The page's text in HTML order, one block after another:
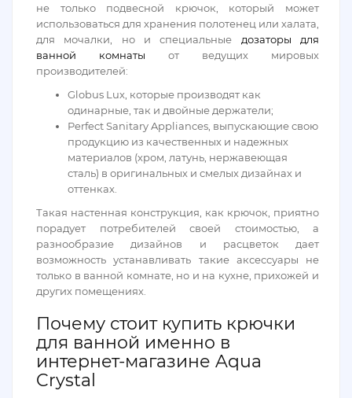
не только подвесной крючок, который может
использоваться для хранения полотенец или халата,
для мочалки, но и специальные дозаторы для
ванной комнаты от ведущих мировых
производителей:
Globus Lux, которые производят как
одинарные, так и двойные держатели;
Perfect Sanitary Appliances, выпускающие свою
продукцию из качественных и надежных
материалов (хром, латунь, нержавеющая
сталь) в оригинальных и смелых дизайнах и
оттенках.
Такая настенная конструкция, как крючок, приятно
порадует потребителей своей стоимостью, а
разнообразие дизайнов и расцветок дает
возможность устанавливать такие аксессуары не
только в ванной комнате, но и на кухне, прихожей и
других помещениях.
Почему стоит купить крючки
для ванной именно в
интернет-магазине Aqua
Crystal